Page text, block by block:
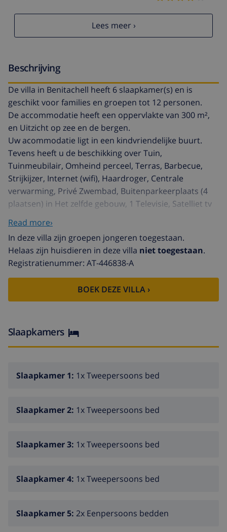
Lees meer ›
Beschrijving
De villa in Benitachell heeft 6 slaapkamer(s) en is
geschikt voor families en groepen tot 12 personen.
De accommodatie heeft een oppervlakte van 300 m²,
en Uitzicht op zee en de bergen.
Uw acommodatie ligt in een kindvriendelijke buurt.
Tevens heeft u de beschikking over Tuin,
Tuinmeubilair, Omheind perceel, Terras, Barbecue,
Strijkijzer, Internet (wifi), Haardroger, Centrale
verwarming, Privé Zwembad, Buitenparkeerplaats (4
plaatsen) in Het zelfde gebouw, 1 Televisie, Satelliet tv
De open keuken, is uitgerust met koelkast, magnetron,
oven, vriezer, wasmachine, vaatwasmachine,
servies/bestek, keukengerei, koffiezetapparaat,
frituurpan, broodrooster en waterkoker.
Read more›
In deze villa zijn groepen jongeren toegestaan.
Helaas zijn huisdieren in deze villa niet toegestaan.
Registratienummer: AT-446838-A
BOEK DEZE VILLA ›
Slaapkamers
Slaapkamer 1: 1x Tweepersoons bed
Slaapkamer 2: 1x Tweepersoons bed
Slaapkamer 3: 1x Tweepersoons bed
Slaapkamer 4: 1x Tweepersoons bed
Slaapkamer 5: 2x Eenpersoons bedden